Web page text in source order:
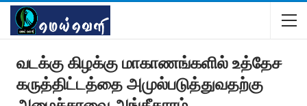
வடக்கு கிழக்கு மாகாணங்களில் உத்தேச
கருத்திட்டத்தை அமுல்படுத்துவதற்கு